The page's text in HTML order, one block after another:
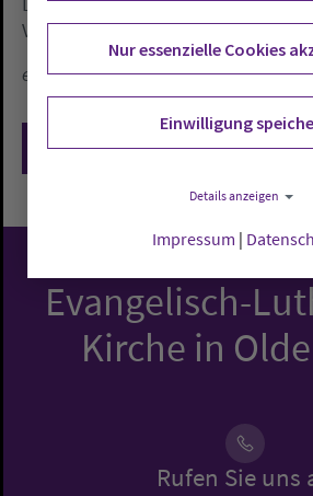
Versorgung und Sucht massiv
epd
Zurück
Evangelisch-
Kirche in
Rufen Sie uns
Nur essenzielle Cookies
Einwilligung
Details anzeigen
Impressum |